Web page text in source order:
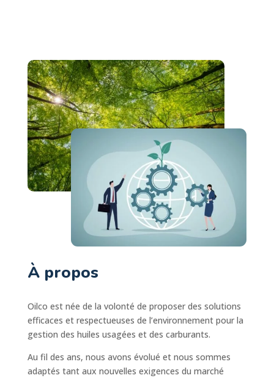
À propos
Oilco est née de la volonté de proposer des solutions
efficaces et respectueuses de l’environnement pour la
gestion des huiles usagées et des carburants.
Au fil des ans, nous avons évolué et nous sommes
adaptés tant aux nouvelles exigences du marché